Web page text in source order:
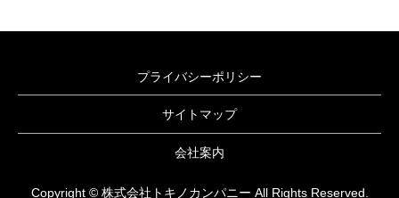
プライバシーポリシー
サイトマップ
会社案内
Copyright © 株式会社トキノカンパニー All Rights Reserved.